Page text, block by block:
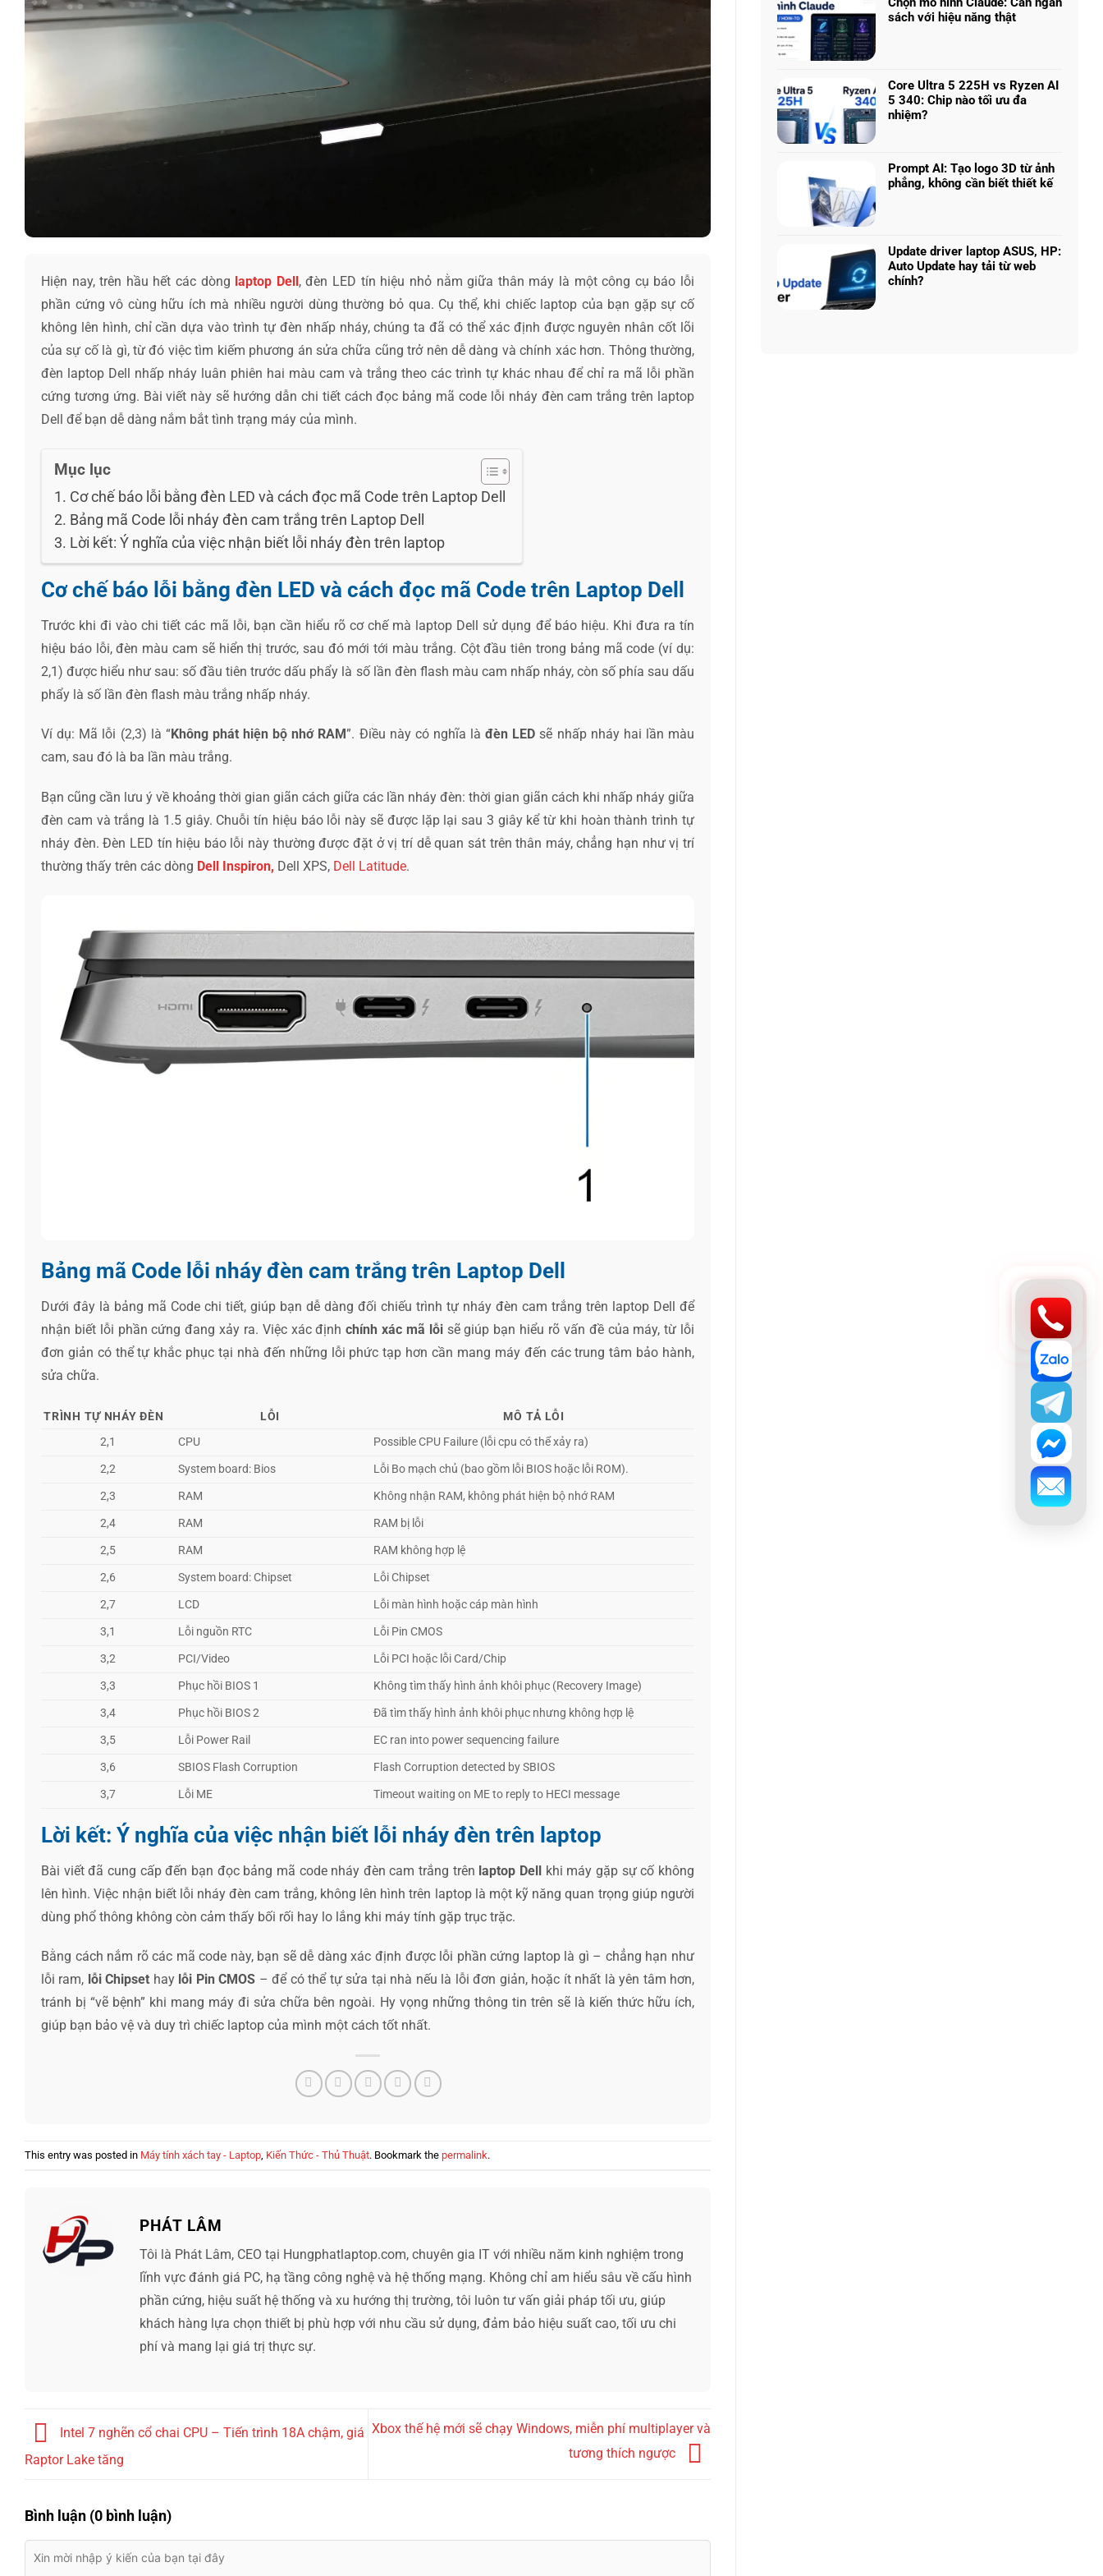
Hiện nay, trên hầu hết các dòng laptop Dell, đèn LED tín hiệu nhỏ nằm giữa thân máy là một công cụ báo lỗi
phần cứng vô cùng hữu ích mà nhiều người dùng thường bỏ qua. Cụ thể, khi chiếc laptop của bạn gặp sự cố
không lên hình, chỉ cần dựa vào trình tự đèn nhấp nháy, chúng ta đã có thể xác định được nguyên nhân cốt lõi
của sự cố là gì, từ đó việc tìm kiếm phương án sửa chữa cũng trở nên dễ dàng và chính xác hơn. Thông thường,
đèn laptop Dell nhấp nháy luân phiên hai màu cam và trắng theo các trình tự khác nhau để chỉ ra mã lỗi phần
cứng tương ứng. Bài viết này sẽ hướng dẫn chi tiết cách đọc bảng mã code lỗi nháy đèn cam trắng trên laptop
Dell để bạn dễ dàng nắm bắt tình trạng máy của mình.
Mục lục
Cơ chế báo lỗi bằng đèn LED và cách đọc mã Code trên Laptop Dell
Bảng mã Code lỗi nháy đèn cam trắng trên Laptop Dell
Lời kết: Ý nghĩa của việc nhận biết lỗi nháy đèn trên laptop
Cơ chế báo lỗi bằng đèn LED và cách đọc mã Code trên Laptop Dell
Trước khi đi vào chi tiết các mã lỗi, bạn cần hiểu rõ cơ chế mà laptop Dell sử dụng để báo hiệu. Khi đưa ra tín
hiệu báo lỗi, đèn màu cam sẽ hiển thị trước, sau đó mới tới màu trắng. Cột đầu tiên trong bảng mã code (ví dụ:
2,1) được hiểu như sau: số đầu tiên trước dấu phẩy là số lần đèn flash màu cam nhấp nháy, còn số phía sau dấu
phẩy là số lần đèn flash màu trắng nhấp nháy.
Ví dụ: Mã lỗi (2,3) là “Không phát hiện bộ nhớ RAM”. Điều này có nghĩa làđèn LED sẽ nhấp nháy hai lần màu
cam, sau đó là ba lần màu trắng.
Bạn cũng cần lưu ý về khoảng thời gian giãn cách giữa các lần nháy đèn: thời gian giãn cách khi nhấp nháy giữa
đèn cam và trắng là 1.5 giây. Chuỗi tín hiệu báo lỗi này sẽ được lặp lại sau 3 giây kể từ khi hoàn thành trình tự
nháy đèn. Đèn LED tín hiệu báo lỗi này thường được đặt ở vị trí dễ quan sát trên thân máy, chẳng hạn như vị trí
thường thấy trên các dòng Dell Inspiron, Dell XPS, Dell Latitude.
Bảng mã Code lỗi nháy đèn cam trắng trên Laptop Dell
Dưới đây là bảng mã Code chi tiết, giúp bạn dễ dàng đối chiếu trình tự nháy đèn cam trắng trên laptop Dell để
nhận biết lỗi phần cứng đang xảy ra. Việc xác địnhchính xác mã lỗisẽ giúp bạn hiểu rõ vấn đề của máy, từ lỗi
đơn giản có thể tự khắc phục tại nhà đến những lỗi phức tạp hơn cần mang máy đến các trung tâm bảo hành,
sửa chữa.
TRÌNH TỰ NHÁY ĐÈN LỖI
MÔ TẢ LỖI
2,1
CPU
Possible CPU Failure (lỗi cpu có thể xảy ra)
2,2
System board: Bios
Lỗi Bo mạch chủ (bao gồm lỗi BIOS hoặc lỗi ROM).
2,3
RAM
Không nhận RAM, không phát hiện bộ nhớ RAM
2,4
RAM
RAM bị lỗi
2,5
RAM
RAM không hợp lệ
2,6
System board: Chipset
Lỗi Chipset
2,7
LCD
Lỗi màn hình hoặc cáp màn hình
3,1
Lỗi nguồn RTC
Lỗi Pin CMOS
3,2
PCI/Video
Lỗi PCI hoặc lỗi Card/Chip
3,3
Phục hồi BIOS 1
Không tìm thấy hình ảnh khôi phục (Recovery Image)
3,4
Phục hồi BIOS 2
Đã tìm thấy hình ảnh khôi phục nhưng không hợp lệ
3,5
Lỗi Power Rail
EC ran into power sequencing failure
3,6
SBIOS Flash Corruption
Flash Corruption detected by SBIOS
3,7
Lỗi ME Timeout waiting on ME to reply to HECI message
Lời kết: Ý nghĩa của việc nhận biết lỗi nháy đèn trên laptop
Bài viết đã cung cấp đến bạn đọc bảng mã code nháy đèn cam trắng trên laptop Dell khi máy gặp sự cố không
lên hình. Việc nhận biết lỗi nháy đèn cam trắng, không lên hình trên laptop là một kỹ năng quan trọng giúp người
dùng phổ thông không còn cảm thấy bối rối hay lo lắng khi máy tính gặp trục trặc.
Bằng cách nắm rõ các mã code này, bạn sẽ dễ dàng xác định được lỗi phần cứng laptop là gì – chẳng hạn như
lỗi ram, lỗi Chipset hay lỗi Pin CMOS – để có thể tự sửa tại nhà nếu là lỗi đơn giản, hoặc ít nhất là yên tâm hơn,
tránh bị “vẽ bệnh” khi mang máy đi sửa chữa bên ngoài. Hy vọng những thông tin trên sẽ là kiến thức hữu ích,
giúp bạn bảo vệ và duy trì chiếc laptop của mình một cách tốt nhất.
This entry was posted in Máy tính xách tay - Laptop Kiến Thức - Thủ Thuật. Bookmark the permalink.
PHÁT LÂM
Tôi là Phát Lâm, CEO tại Hungphatlaptop.com, chuyên gia IT với nhiều năm kinh nghiệm trong
lĩnh vực đánh giá PC, hạ tầng công nghệ và hệ thống mạng. Không chỉ am hiểu sâu về cấu hình
phần cứng, hiệu suất hệ thống và xu hướng thị trường, tôi luôn tư vấn giải pháp tối ưu, giúp
khách hàng lựa chọn thiết bị phù hợp với nhu cầu sử dụng, đảm bảo hiệu suất cao, tối ưu chi
phí và mang lại giá trị thực sự.
Intel 7 nghẽn cổ chai CPU – Tiến trình 18A chậm, giá
Raptor Lake tăng
Xbox thế hệ mới sẽ chạy Windows, miễn phí multiplayer và
tương thích ngược
Bình luận (0 bình luận)
phân
sao
để
chọn
phù
hợp
ở
RTX
vs
5070
Ti:
theo
tác
sách với hiệu năng thật
luận
ở
Chọn
mô
Cân
ngân
năng
thật
Core Ultra 5 225H vs Ryzen AI
5 340: Chip nào tối ưu đa
nhiệm?
bình
luận
ở
225H
vs
Ryzen
Prompt AI: Tạo logo 3D từ ảnh
phẳng, không cần biết thiết kế
luận
ở
Prompt
AI:
Update driver laptop ASUS, HP:
Auto Update hay tải từ web
chính?